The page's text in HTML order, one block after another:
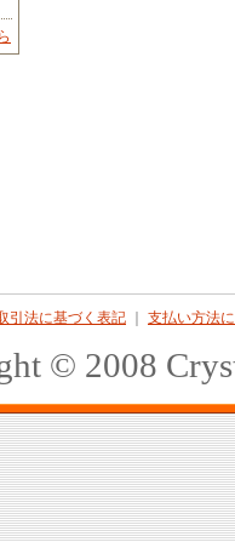
引法に基づく表記 支払い方法
© 2008